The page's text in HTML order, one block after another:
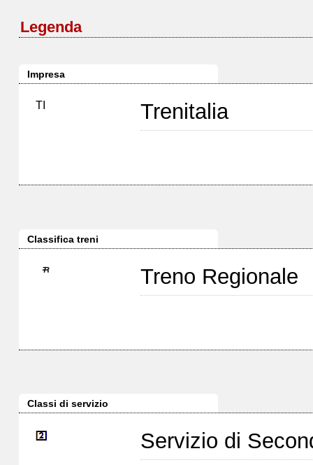
Legenda
Impresa
TI Trenitalia
Classifica treni
Treno Regionale
Classi di servizio
Servizio di